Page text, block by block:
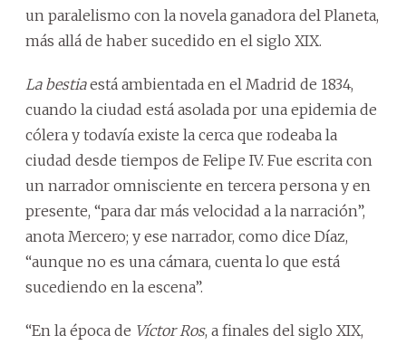
un paralelismo con la novela ganadora del Planeta,
más allá de haber sucedido en el siglo XIX.
La bestiaestá ambientada en el Madrid de 1834,
cuando la ciudad está asolada por una epidemia de
cólera y todavía existe la cerca que rodeaba la
ciudad desde tiempos de Felipe IV. Fue escrita con
un narrador omnisciente en tercera persona y en
presente, “para dar más velocidad a la narración”,
anota Mercero; y ese narrador, como dice Díaz,
“aunque no es una cámara, cuenta lo que está
sucediendo en la escena”.
“En la época de Víctor Ros, a finales del siglo XIX,